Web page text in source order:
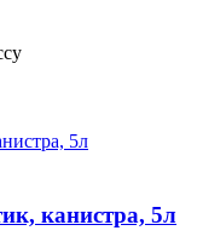
канистра, 5л